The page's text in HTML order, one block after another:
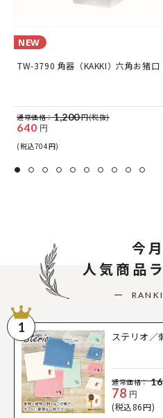
NEW
TW-3790 角器（KAKKI）六角お猪
通常価格：1,200円(税抜)
640 円
(税込704円)
今
人気商品
1
ステリオ／
通常価格：
78 円
(税込86円)